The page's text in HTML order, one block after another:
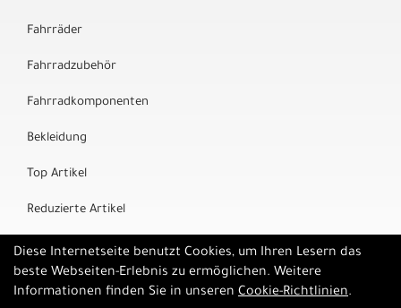
Fahrräder
Fahrradzubehör
Fahrradkomponenten
Bekleidung
Top Artikel
Reduzierte Artikel
Marken
Diese Internetseite benutzt Cookies, um Ihren Lesern das
beste Webseiten-Erlebnis zu ermöglichen. Weitere
Informationen finden Sie in unseren Cookie-Richtlinien.